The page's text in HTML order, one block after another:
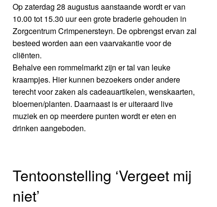
Op zaterdag 28 augustus aanstaande wordt er van
10.00 tot 15.30 uur een grote braderie gehouden in
Zorgcentrum Crimpenersteyn. De opbrengst ervan zal
besteed worden aan een vaarvakantie voor de
cliënten.
Behalve een rommelmarkt zijn er tal van leuke
kraampjes. Hier kunnen bezoekers onder andere
terecht voor zaken als cadeauartikelen, wenskaarten,
bloemen/planten. Daarnaast is er uiteraard live
muziek en op meerdere punten wordt er eten en
drinken aangeboden.
Tentoonstelling ‘Vergeet mij
niet’